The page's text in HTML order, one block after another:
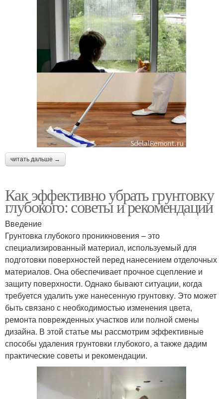
читать дальше →
Как эффективно убрать грунтовку
глубокого: советы и рекомендации
Введение
Грунтовка глубокого проникновения – это
специализированный материал, используемый для
подготовки поверхностей перед нанесением отделочных
материалов. Она обеспечивает прочное сцепление и
защиту поверхности. Однако бывают ситуации, когда
требуется удалить уже нанесенную грунтовку. Это может
быть связано с необходимостью изменения цвета,
ремонта поврежденных участков или полной смены
дизайна. В этой статье мы рассмотрим эффективные
способы удаления грунтовки глубокого, а также дадим
практические советы и рекомендации.